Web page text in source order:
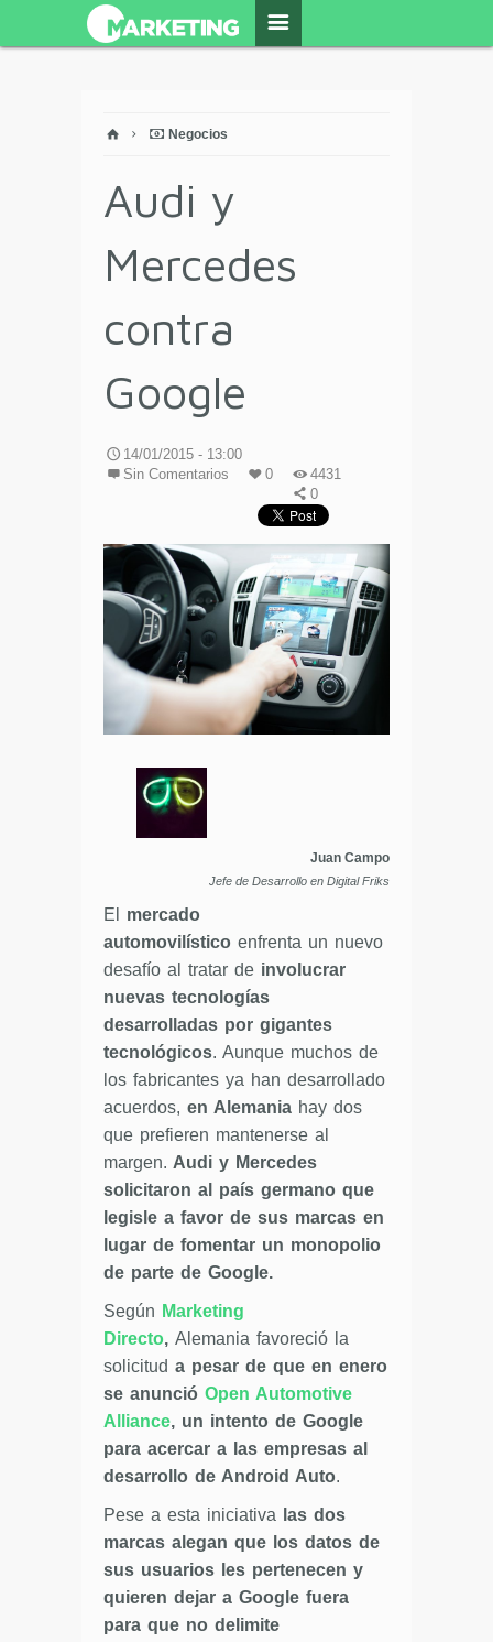
Negocios
Audi y
Mercedes
contra
Google
14/01/2015 - 13:00
Sin Comentarios
0
4431
0
Juan Campo
Jefe de Desarrollo en Digital Friks
El
mercado
automovilístico enfrenta un nuevo
desafío al tratar de involucrar
nuevas tecnologías
desarrolladas por gigantes
tecnológicos. Aunque muchos de
los fabricantes ya han desarrollado
acuerdos, en Alemania hay dos
que prefieren mantenerse al
margen. Audi y Mercedes
solicitaron al país germano que
legisle a favor de sus marcas en
lugar de fomentar un monopolio
de parte de Google.
Según Marketing
Directo, Alemania favoreció la
solicitud a pesar de que en enero
se anunció Open Automotive
Alliance, un intento de Google
para acercar a las empresas al
desarrollo de Android Auto.
Pese a esta iniciativa las dos
marcas alegan que los datos de
sus usuarios les pertenecen y
quieren dejar a Google fuera
para que no delimite